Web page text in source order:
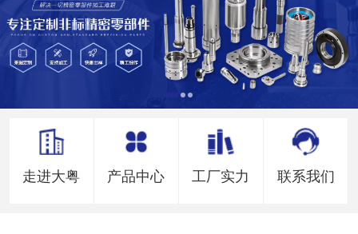
走进大粤 产品中心 工厂实力 联系我们